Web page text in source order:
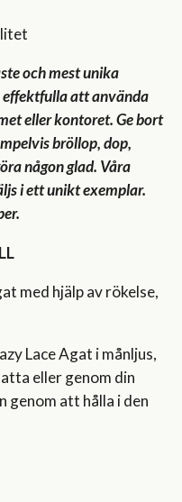
och mest unika
effektfulla att använda
eller kontoret. Ge bort
bröllop, dop,
någon glad. Våra
i ett unikt exemplar.
med hjälp av rökelse,
Lace Agat i månljus,
eller genom din
genom att hålla i den